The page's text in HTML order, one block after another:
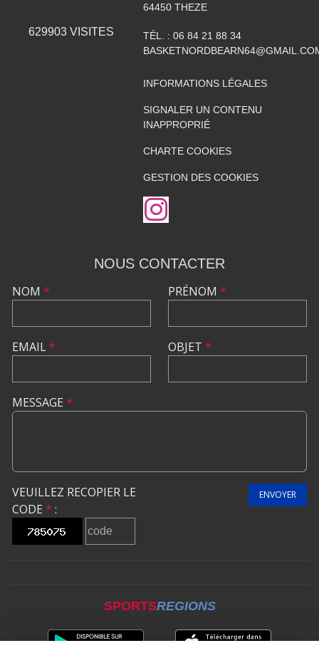
629903 VISITES
64450 THEZE
TÉL. : 06 84 21 88 34
INFORMATIONS LÉGALES
SIGNALER UN CONTENU
INAPPROPRIÉ
CHARTE COOKIES
GESTION DES COOKIES
NOUS CONTACTER
NOM *
EMAIL*
PRÉNOM *
OBJET *
MESSAGE *
VEUILLEZ RECOPIER LE
CODE * :
ENVOYER
SPORTSREGIONS